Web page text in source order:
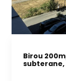
Birou